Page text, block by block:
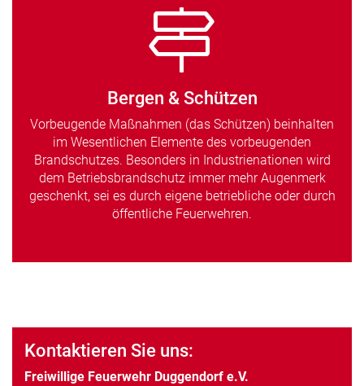
Bergen & Schützen
Vorbeugende Maßnahmen (das Schützen) beinhalten
im Wesentlichen Elemente des vorbeugenden
Brandschutzes. Besonders in Industrienationen wird
dem Betriebsbrandschutz immer mehr Augenmerk
geschenkt, sei es durch eigene betriebliche oder durch
öffentliche Feuerwehren.
Kontaktieren Sie uns:
Freiwillige Feuerwehr Duggendorf e.V.